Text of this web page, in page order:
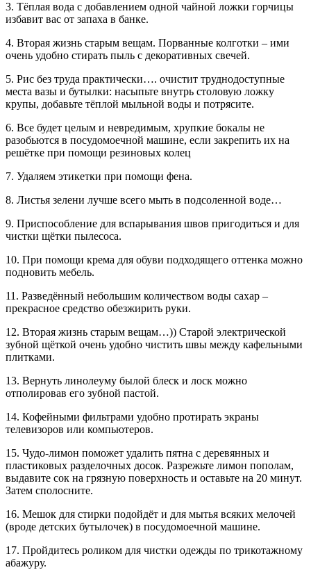
3. Тёплая вода с добавлением одной чайной ложки горчицы
избавит вас от запаха в банке.
4. Вторая жизнь старым вещам. Порванные колготки – ими
очень удобно стирать пыль с декоративных свечей.
5. Рис без труда практически…. очистит труднодоступные
места вазы и бутылки: насыпьте внутрь столовую ложку
крупы, добавьте тёплой мыльной воды и потрясите.
6. Все будет целым и невредимым, хрупкие бокалы не
разобьются в посудомоечной машине, если закрепить их на
решётке при помощи резиновых колец
7. Удаляем этикетки при помощи фена.
8. Листья зелени лучше всего мыть в подсоленной воде…
9. Приспособление для вспарывания швов пригодиться и для
чистки щётки пылесоса.
10. При помощи крема для обуви подходящего оттенка можно
подновить мебель.
11. Разведённый небольшим количеством воды сахар –
прекрасное средство обезжирить руки.
12. Вторая жизнь старым вещам…)) Старой электрической
зубной щёткой очень удобно чистить швы между кафельными
плитками.
13. Вернуть линолеуму былой блеск и лоск можно
отполировав его зубной пастой.
14. Кофейными фильтрами удобно протирать экраны
телевизоров или компьютеров.
15. Чудо-лимон поможет удалить пятна с деревянных и
пластиковых разделочных досок. Разрежьте лимон пополам,
выдавите сок на грязную поверхность и оставьте на 20 минут.
Затем сполосните.
16. Мешок для стирки подойдёт и для мытья всяких мелочей
(вроде детских бутылочек) в посудомоечной машине.
17. Пройдитесь роликом для чистки одежды по трикотажному
абажуру.